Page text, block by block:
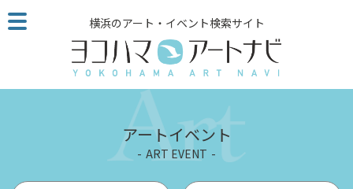
こ
の
ジ
横浜のアート・イベント検索サイト
アートイベント
ART EVENT